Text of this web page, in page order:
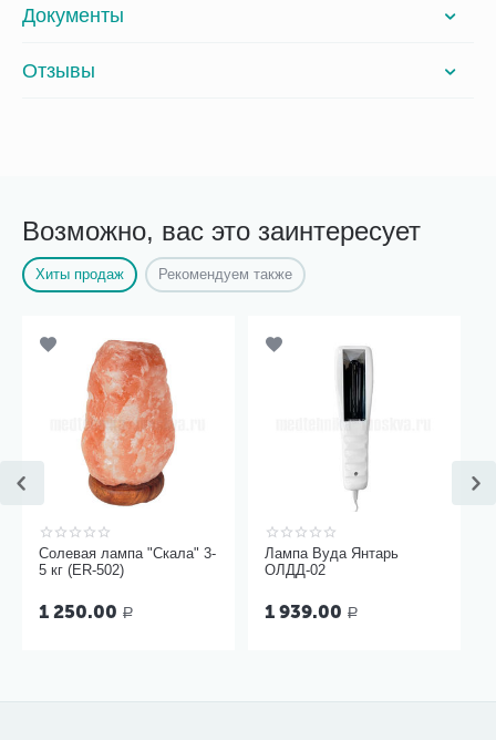
Документы
Отзывы
Возможно, вас это заинтересует
Хиты продаж Рекомендуем также
Солевая лампа "Скала" 3-
5 кг (ER-502)
1 250.00 Р
Лампа Вуда Янтарь
ОЛДД-02
1 939.00 Р